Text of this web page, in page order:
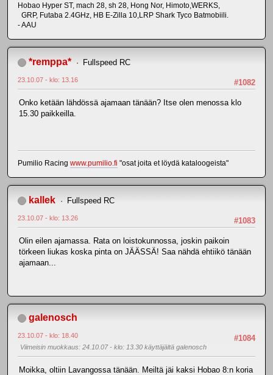
Hobao Hyper ST, mach 28, sh 28, Hong Nor, Himoto,WERKS,
GRP, Futaba 2.4GHz, HB E-Zilla 10,LRP Shark Tyco Batmobiili.
- AAU
*remppa* Fullspeed RC
#1082
23.10.07 - klo: 13.16
Onko ketään lähdössä ajamaan tänään? Itse olen menossa klo
15.30 paikkeilla.
Pumilio Racing www.pumilio.fi "osat joita et löydä kataloogeista"
kallek Fullspeed RC
#1083
23.10.07 - klo: 13.26
Olin eilen ajamassa. Rata on loistokunnossa, joskin paikoin
törkeen liukas koska pinta on JÄÄSSÄ! Saa nähdä ehtiikö tänään
ajamaan...
galenosch
#1084
23.10.07 - klo: 18.40
Viimeisin muokkaus: 24.10.07 - klo: 13.30 käyttäjältä galenosch
Moikka, oltiin Lavangossa tänään. Meiltä jäi kaksi Hobao 8:n koria